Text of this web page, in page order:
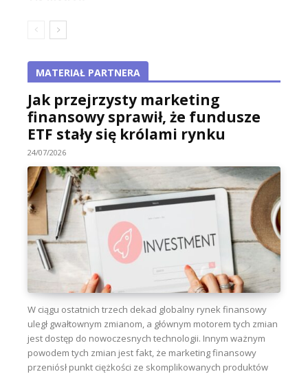
MATERIAŁ PARTNERA
Jak przejrzysty marketing
finansowy sprawił, że fundusze
ETF stały się królami rynku
24/07/2026
W ciągu ostatnich trzech dekad globalny rynek finansowy
uległ gwałtownym zmianom, a głównym motorem tych zmian
jest dostęp do nowoczesnych technologii. Innym ważnym
powodem tych zmian jest fakt, że marketing finansowy
przeniósł punkt ciężkości ze skomplikowanych produktów